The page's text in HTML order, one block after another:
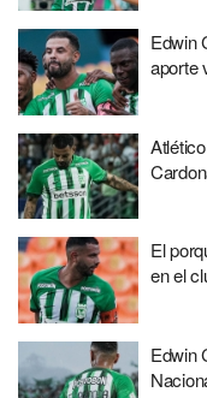
Edwin
aporte
El
en el
Edwin